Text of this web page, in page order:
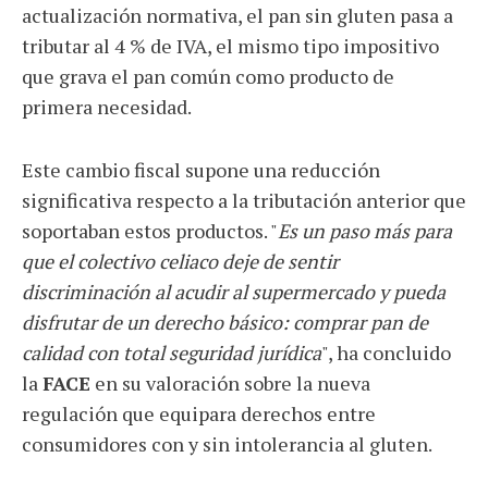
actualización normativa, el pan sin gluten pasa a
tributar al 4 % de IVA, el mismo tipo impositivo
que grava el pan común como producto de
primera necesidad.
Este cambio fiscal supone una reducción
significativa respecto a la tributación anterior que
soportaban estos productos. "Es un paso más para
que el colectivo celiaco deje de sentir
discriminación al acudir al supermercado y pueda
disfrutar de un derecho básico: comprar pan de
calidad con total seguridad jurídica", ha concluido
la FACE en su valoración sobre la nueva
regulación que equipara derechos entre
consumidores con y sin intolerancia al gluten.